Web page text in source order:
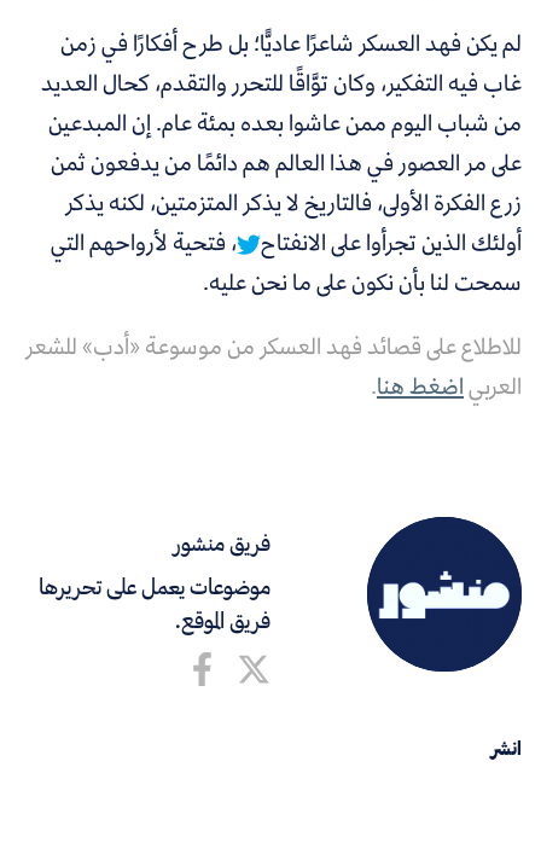
فريق منشور
موضوعات يعمل على تحريرها
فريق الموقع.
انشر
لم يكن فهد العسكر شاعرًا عاديًّا؛ بل طرح أفكارًا في زمن
غاب فيه التفكير، وكان توَّاقًا للتحرر والتقدم، كحال العديد
من شباب اليوم ممن عاشوا بعده بمئة عام. إنالمبدعين
على مر العصور في هذا العالم هم دائمًا من يدفعون ثمن
زرع الفكرة الأولى، فالتاريخ لا يذكر المتزمتين، لكنه يذكر
أولئك الذين تجرأوا على الانفتاح
، فتحية لأرواحهم التي
سمحت لنا بأن نكون على ما نحن عليه.
للاطلاع على قصائد فهد العسكر من موسوعة «أدب» للشعر
العربياضغط هنا.